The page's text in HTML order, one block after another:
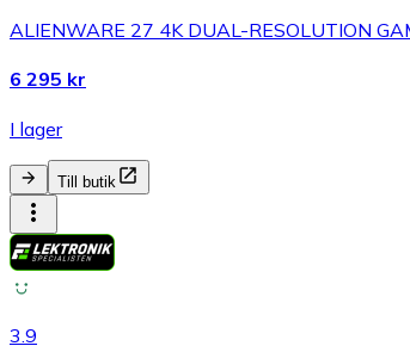
ALIENWARE 27 4K DUAL-RESOLUTION
6 295 kr
I lager
Till butik
3.9